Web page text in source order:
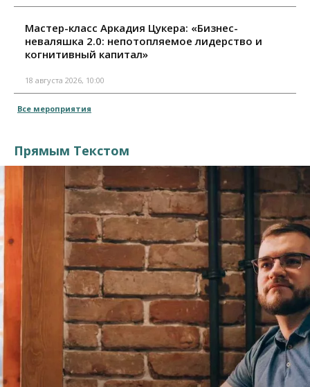
Мастер-класс Аркадия Цукера: «Бизнес-
неваляшка 2.0: непотопляемое лидерство и
когнитивный капитал»
18 августа 2026, 10:00
Все мероприятия
Прямым Текстом